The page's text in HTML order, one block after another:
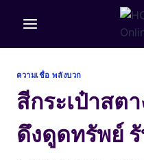
ความเชื่อ พลังบวก
สีกระเป๋าสต
ดึงดูดทรัพย์